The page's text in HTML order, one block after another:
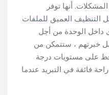
أنها توفر
التنظيف العميق للملفات
داخل الوحدة من أجل
خبرتهم ، ستتمكن من
على مستويات درجة
فائقة في التبريد عندما